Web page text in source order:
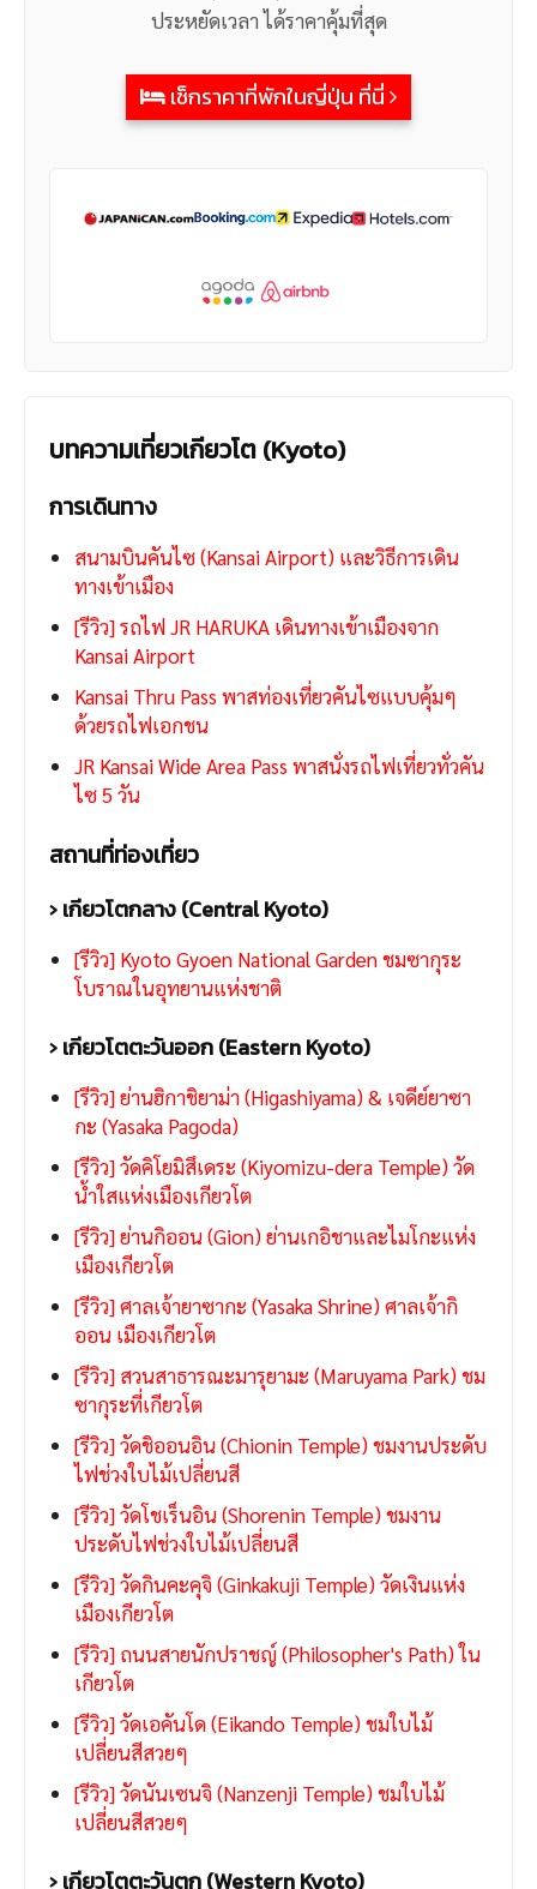
ประหยัดเวลา ได้ราคาคุ้มที่สุด
เช็กราคาที่พักในญี่ปุ่น ที่นี่
บทความเที่ยวเกียวโต (Kyoto)
การเดินทาง
สนามบินคันไซ (Kansai Airport) และวิธีการเดิน
ทางเข้าเมือง
[รีวิว] รถไฟ JR HARUKA เดินทางเข้าเมืองจาก
Kansai Airport
Kansai Thru Pass พาสท่องเที่ยวคันไซแบบคุ้มๆ
ด้วยรถไฟเอกชน
JR Kansai Wide Area Pass พาสนั่งรถไฟเที่ยวทั่วคัน
ไซ 5 วัน
สถานที่ท่องเที่ยว
› เกียวโตกลาง (Central Kyoto)
[รีวิว] Kyoto Gyoen National Garden ชมซากุระ
โบราณในอุทยานแห่งชาติ
› เกียวโตตะวันออก (Eastern Kyoto)
[รีวิว] ย่านฮิกาชิยาม่า (Higashiyama) & เจดีย์ยาซา
กะ (Yasaka Pagoda)
[รีวิว] วัดคิโยมิสึเดระ (Kiyomizu-dera Temple) วัด
น้ำใสแห่งเมืองเกียวโต
[รีวิว] ย่านกิออน (Gion) ย่านเกอิชาและไมโกะแห่ง
เมืองเกียวโต
[รีวิว] ศาลเจ้ายาซากะ (Yasaka Shrine) ศาลเจ้ากิ
ออน เมืองเกียวโต
[รีวิว] สวนสาธารณะมารุยามะ (Maruyama Park) ชม
ซากุระที่เกียวโต
[รีวิว] วัดชิออนอิน (Chionin Temple) ชมงานประดับ
ไฟช่วงใบไม้เปลี่ยนสี
[รีวิว] วัดโชเร็นอิน (Shorenin Temple) ชมงาน
ประดับไฟช่วงใบไม้เปลี่ยนสี
[รีวิว] วัดกินคะคุจิ (Ginkakuji Temple) วัดเงินแห่ง
เมืองเกียวโต
[รีวิว] ถนนสายนักปราชญ์ (Philosopher's Path) ใน
เกียวโต
[รีวิว] วัดเอคันโด (Eikando Temple) ชมใบไม้
เปลี่ยนสีสวยๆ
[รีวิว] วัดนันเซนจิ (Nanzenji Temple) ชมใบไม้
เปลี่ยนสีสวยๆ
› เกียวโตตะวันตก (Western Kyoto)